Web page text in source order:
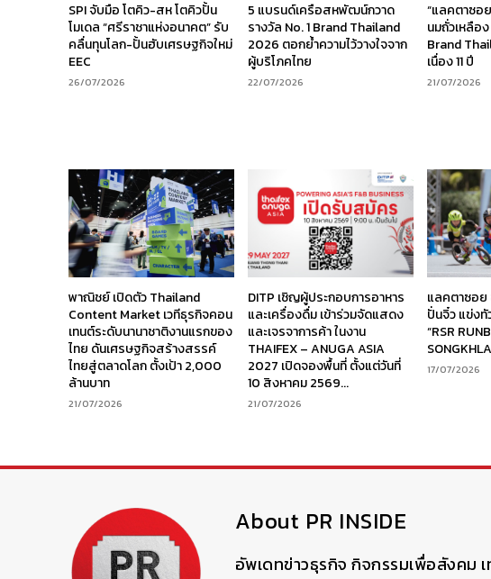
SPI จับมือ โตคิว-สห โตคิวปั้น
โมเดล “ศรีราชาแห่งอนาคต” รับ
คลื่นทุนโลก-ปั้นฮับเศรษฐกิจใหม่
EEC
26/07/2026
5 แบรนด์เครือสหพัฒน์กวาด
รางวัล No. 1 Brand Thailand
2026 ตอกย้ำความไว้วางใจจาก
ผู้บริโภคไทย
22/07/2026
“แลคตาซอ
นมถั่วเหลือ
Brand
เนื่อง 11 ปี
21/07/2026
พาณิชย์ เปิดตัว Thailand
Content Market เวทีธุรกิจคอน
เทนต์ระดับนานาชาติงานแรกของ
ไทย ดันเศรษฐกิจสร้างสรรค์
ไทยสู่ตลาดโลก ตั้งเป้า 2,000
ล้านบาท
21/07/2026
DITP เชิญผู้ประกอบการอาหาร
และเครื่องดื่ม เข้าร่วมจัดแสดง
และเจรจาการค้า ในงาน
THAIFEX – ANUGA ASIA
2027 เปิดจองพื้นที่ ตั้งแต่วันที่
10 สิงหาคม 2569...
21/07/2026
แลคตาซอย
ปั่นจิ๋ว แข่งทั
“RSR
17/07/2026
About PR INSIDE
อัพเดทข่าวธุรกิจ กิจกรรมเพื่อสังคม